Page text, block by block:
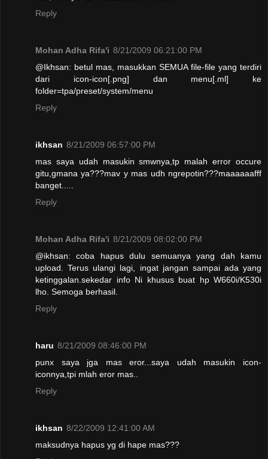
Reply
Mohan Adha Rifa'i 8/21/2009 06:21:00 PM
@Ikhsan: betul mas, masukkan SEMUA file-file yang terdiri
dari icon-icon[.png] dan menu[.ml] ke
folder=tpa/preset/system/menu
Reply
ikhsan 8/21/2009 06:57:00 PM
mas saya udah masukin smwnya,tp malah error occure
gitu,gmana ya???mav y mas udh ngrepotin???maaaaaafff
banget.....
Reply
Mohan Adha Rifa'i 8/21/2009 08:02:00 PM
@ikhsan: coba hapus dulu semuanya yang dah kamu
upload. Terus ulangi lagi, ingat jangan sampai ada yang
ketinggalan.sekedar info Ni khusus buat hp W660i/K530i
lho. Semoga berhasil.
Reply
haru 8/21/2009 08:46:00 PM
punx saya jga mas eror...saya udah masukin icon-
iconnya,tpi mlah eror mas..
Reply
ikhsan 8/22/2009 12:41:00 AM
maksudnya hapus yg di hape mas???